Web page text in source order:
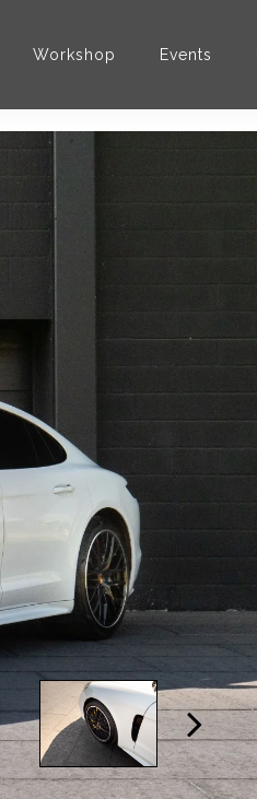
Workshop Events